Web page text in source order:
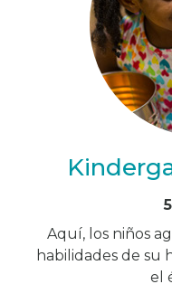
Aquí, los niños
habilidades de su
el